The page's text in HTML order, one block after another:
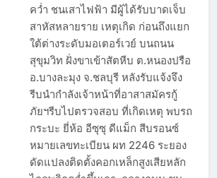
คว่ำ ชนเสาไฟฟ้า มีผู้ได้รับบาดเจ็บ
สาหัสหลายราย เหตุเกิด ก่อนถึงแยก
ใต้ต่างระดับมอเตอร์เวย์ บนถนน
สุขุมวิท ฝั่งขาเข้าสัตหีบ ต.หนองปรือ
อ.บางละมุง จ.ชลบุรี หลังรับแจ้งจึง
รีบนำกำลังเจ้าหน้าที่อาสาสมัครกู้
ภัยฯรีบไปตรวจสอบ ที่เกิดเหตุ พบรถ
กระบะ ยี่ห้อ อีซุซุ ดีแม็ก สีบรอนซ์
หมายเลขทะเบียน ผท 2246 ระยอง
ดัดแปลงติดตั้งคอกเหล็กสูงเสียหลัก